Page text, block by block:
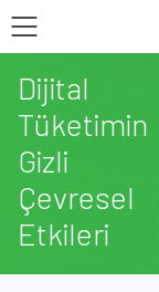
Dijital
Tüketimin
Gizli
Çevresel
Etkileri